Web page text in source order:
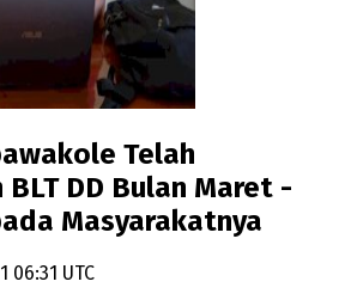
Telah
DD Bulan Maret -
Masyarakatnya
06:31 UTC